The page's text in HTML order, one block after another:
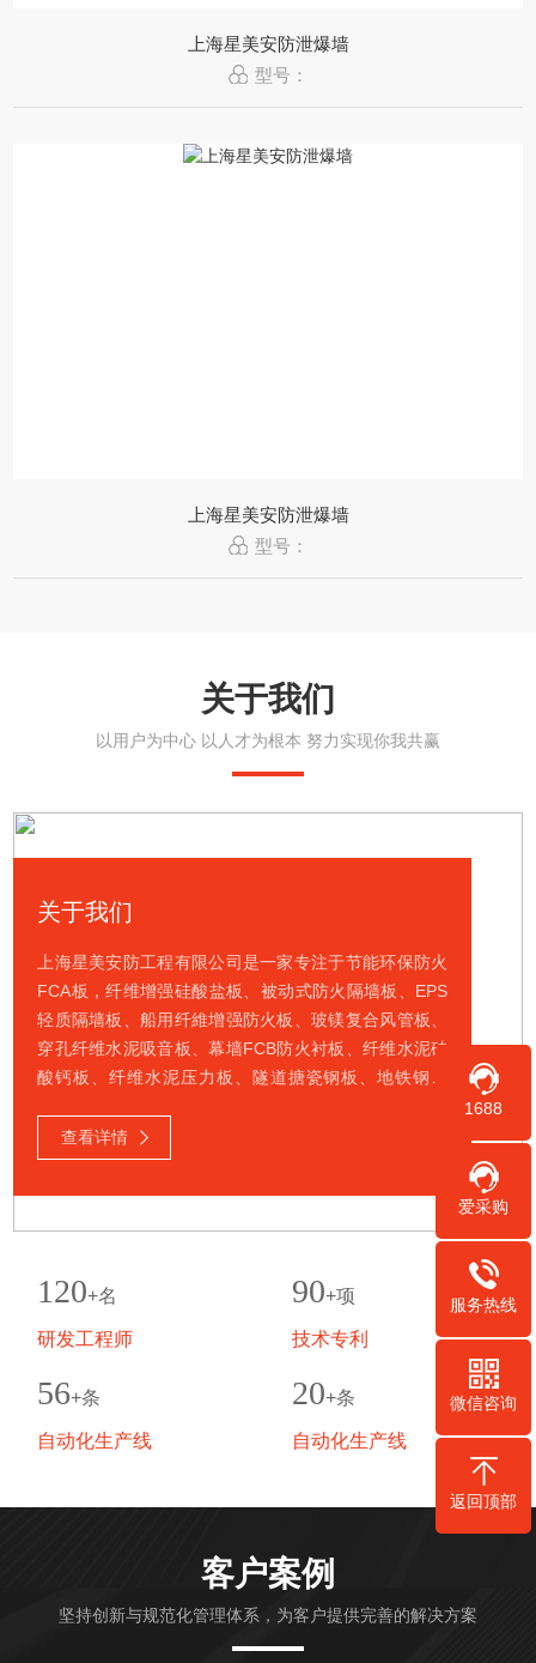
上海星美安防泄爆墙
型号：
上海星美安防泄爆墙
型号：
关于我们
以用户为中心 以人才为根本 努力实现你我共赢
关于我们
上海星美安防工程有限公司是一家专注于节能环保防火
FCA板，纤维增强硅酸盐板、被动式防火隔墙板、EPS
轻质隔墙板、船用纤維增强防火板、玻镁复合风管板、
穿孔纤维水泥吸音板、幕墙FCB防火衬板、纤维水泥硅
酸钙板、纤维水泥压力板、隧道搪瓷钢板、地铁钢钙
吸音墙、防火吊顶、防火排烟管道包裹、隧道防火保
护、钢结构防火包裹、电线电缆防火包覆、泄爆屋面保
护等集材料销售、深化设计及施工为一体化服务专业分
主业的基础上，以多元发展为目标，注重产业链的内生
和外延，积极向建筑施工、维护领域发展，并取得辉煌
业绩。 我们可根...
查看详情
120+名
研发工程师
90+项
技术专利
56+条
自动化生产线
20+条
自动化生产线
客户案例
坚持创新与规范化管理体系，为客户提供完善的解决方案
1688
爱采购
服务热线
微信咨询
返回顶部